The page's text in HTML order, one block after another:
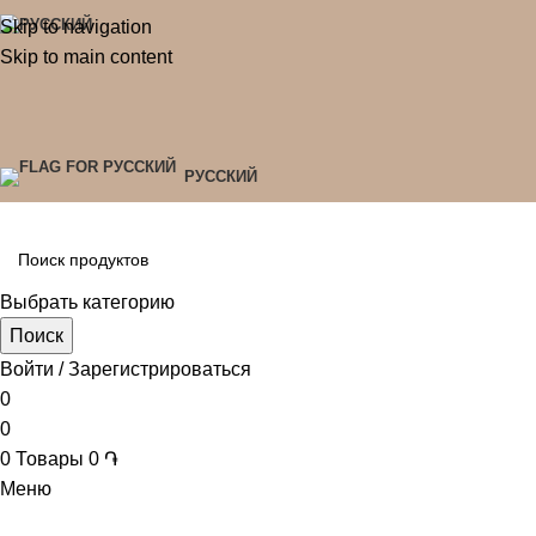
Skip to navigation
Skip to main content
РУССКИЙ
Выбрать категорию
Поиск
Войти / Зарегистрироваться
0
0
0 Товары 0 ֏
Меню